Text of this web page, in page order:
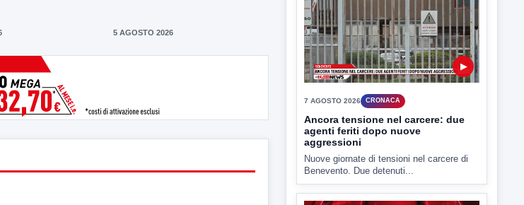
5 AGOSTO 2026
▶
7 AGOSTO 2026 CRONACA
Ancora tensione nel carcere: due
agenti feriti dopo nuove
aggressioni
Nuove giornate di tensioni nel carcere di
Benevento. Due detenuti...